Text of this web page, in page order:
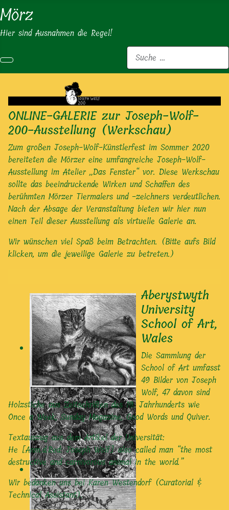
Mörz
Hier sind Ausnahmen die Regel!
Suchen
ONLINE-GALERIE zur Joseph-Wolf-
200-Ausstellung (Werkschau)
Zum großen Joseph-Wolf-Künstlerfest im Sommer 2020
bereiteten die Mörzer eine umfangreiche Joseph-Wolf-
Ausstellung im Atelier „Das Fenster“ vor. Diese Werkschau
sollte das beeindruckende Wirken und Schaffen des
berühmten Mörzer Tiermalers und -zeichners verdeutlichen.
Nach der Absage der Veranstaltung bieten wir hier nun
einen Teil dieser Ausstellung als virtuelle Galerie an.
Wir wünschen viel Spaß beim Betrachten. (Bitte aufs Bild
klicken, um die jeweilige Galerie zu betreten.)
Aberystwyth
University
School of Art,
Wales
Die Sammlung der
School of Art umfasst
49 Bilder von Joseph
Wolf, 47 davon sind
Holzstiche aus Zeitschriften des 19. Jahrhunderts wie
Once a Week, Sunday Magazine,Good Words und Quiver.
Textauszug aus dem Artikel der Universität:
He [Anm.d.Red: Joseph Wolf] also called man “the most
destructive and carnivorous animal in the world.”
Wir bedanken uns bei Karen Westendorf (Curatorial &
Technical Assistant).